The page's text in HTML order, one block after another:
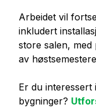
Arbeidet vil
inkludert
store salen,
av
Er du
bygninger?